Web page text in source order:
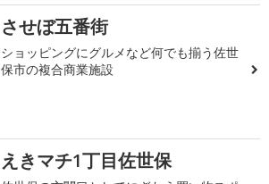
させぼ五番街
ショッピングにグルメなど何でも揃う佐世
保市の複合商業施設
えきマチ1丁目佐世保